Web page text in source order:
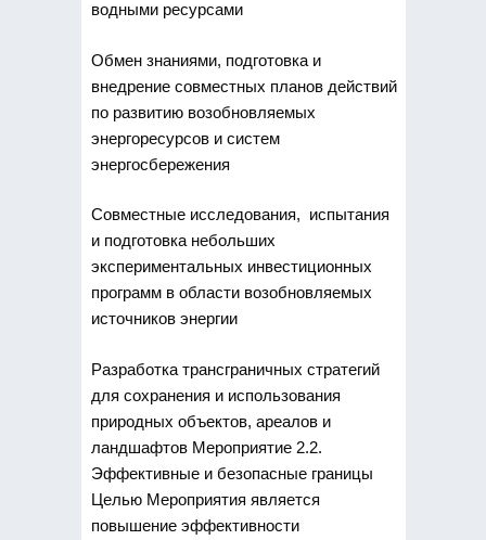
водными ресурсами
Обмен знаниями, подготовка и
внедрение совместных планов действий
по развитию возобновляемых
энергоресурсов и систем
энергосбережения
Совместные исследования, испытания
и подготовка небольших
экспериментальных инвестиционных
программ в области возобновляемых
источников энергии
Разработка трансграничных стратегий
для сохранения и использования
природных объектов, ареалов и
ландшафтов Мероприятие 2.2.
Эффективные и безопасные границы
Целью Мероприятия является
повышение эффективности